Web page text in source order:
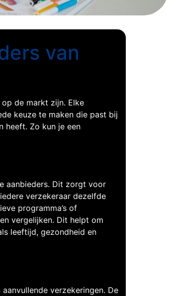
van
de markt zijn. Elke
keuze te maken die past bij
heeft. Zo kun je een
aanbieders. Dit zorgt voor
verzekeraar dezelfde
programma’s of
vergelijken. Dit helpt om
leeftijd, gezondheid en
verzekeringen. De